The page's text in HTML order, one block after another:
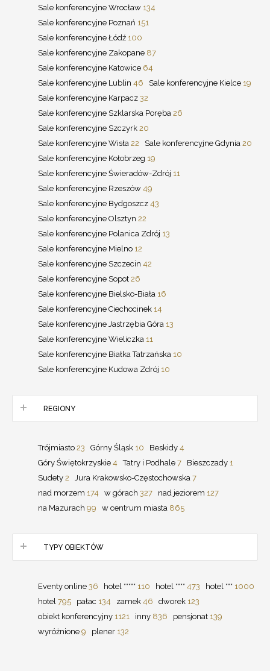
Sale konferencyjne Wrocław 134
Sale konferencyjne Poznań 151
Sale konferencyjne Łódź 100
Sale konferencyjne Zakopane 87
Sale konferencyjne Katowice 64
Sale konferencyjne Lublin 46 Sale konferencyjne Kielce 19
Sale konferencyjne Karpacz 32
Sale konferencyjne Szklarska Poręba 26
Sale konferencyjne Szczyrk 20
Sale konferencyjne Wisła 22 Sale konferencyjne Gdynia 20
Sale konferencyjne Kołobrzeg 19
Sale konferencyjne Świeradów-Zdrój 11
Sale konferencyjne Rzeszów 49
Sale konferencyjne Bydgoszcz 43
Sale konferencyjne Olsztyn 22
Sale konferencyjne Polanica Zdrój 13
Sale konferencyjne Mielno 12
Sale konferencyjne Szczecin 42
Sale konferencyjne Sopot 26
Sale konferencyjne Bielsko-Biała 16
Sale konferencyjne Ciechocinek 14
Sale konferencyjne Jastrzębia Góra 13
Sale konferencyjne Wieliczka 11
Sale konferencyjne Białka Tatrzańska 10
Sale konferencyjne Kudowa Zdrój 10
REGIONY
Trójmiasto 23 Górny Śląsk 10 Beskidy 4
Góry Świętokrzyskie 4 Tatry i Podhale 7 Bieszczady 1
Sudety 2 Jura Krakowsko-Częstochowska 7
nad morzem 174 w górach 327 nad jeziorem 127
na Mazurach 99 w centrum miasta 865
TYPY OBIEKTÓW
Eventy online 36 hotel ***** 110 hotel **** 473 hotel *** 1000
hotel 795 pałac 134 zamek 46 dworek 123
obiekt konferencyjny 1121 inny 836 pensjonat 139
wyróżnione 9 plener 132